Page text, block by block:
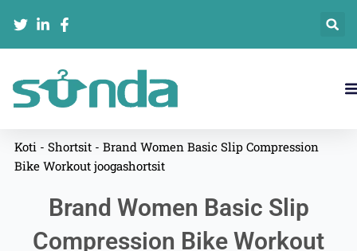
sisältöön
Koti - Shortsit- Brand Women Basic Slip Compression
Bike Workout joogashortsit
Brand Women Basic Slip
Compression Bike Workout